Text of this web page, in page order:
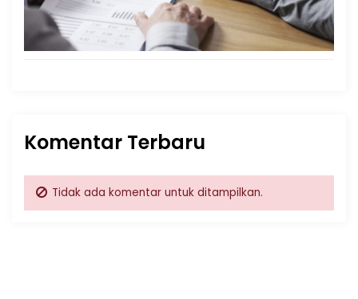
Komentar Terbaru
Tidak ada komentar untuk ditampilkan.